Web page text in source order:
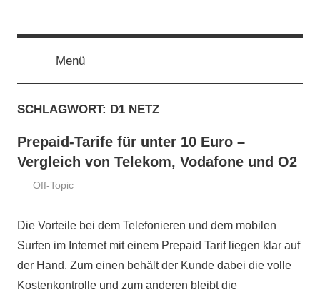
ssd-
ratgeber.de
Vergleich,
Kauftipp
Menü
SCHLAGWORT: D1 NETZ
Prepaid-Tarife für unter 10 Euro –
Vergleich von Telekom, Vodafone und O2
Februar
ratgeber.de
Off-Topic
Die Vorteile bei dem Telefonieren und dem mobilen
Surfen im Internet mit einem Prepaid Tarif liegen klar auf
der Hand. Zum einen behält der Kunde dabei die volle
Kostenkontrolle und zum anderen bleibt die